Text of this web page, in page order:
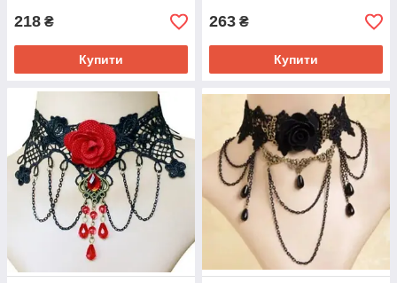
218 ₴
Купити
263 ₴
Купити